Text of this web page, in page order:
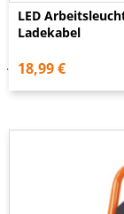
LED
Ladekabel
18,99 €